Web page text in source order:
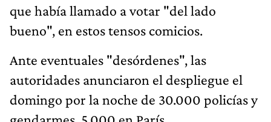
que había llamado a votar "del lado
bueno", en estos tensos comicios.
Ante eventuales "desórdenes", las
autoridades anunciaron el despliegue el
domingo por la noche de 30.000 policías y